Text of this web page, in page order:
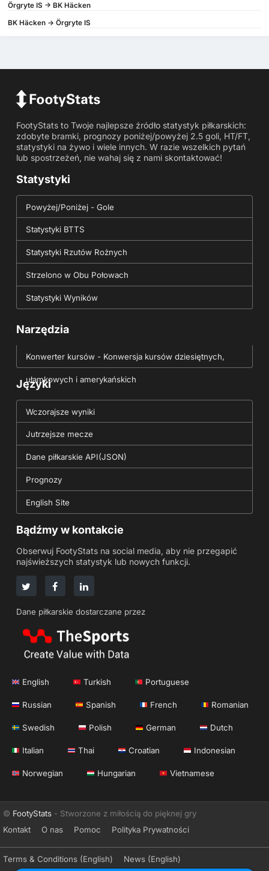
Örgryte IS -> BK Häcken
BK Häcken -> Örgryte IS
FootyStats to Twoje najlepsze źródło statystyk piłkarskich:
zdobyte bramki, prognozy poniżej/powyżej 2.5 goli, HT/FT,
statystyki na żywo i wiele innych. W razie wszelkich pytań
lub spostrzeżeń, nie wahaj się z nami skontaktować!
Statystyki
Powyżej/Poniżej - Gole
Statystyki BTTS
Statystyki Rzutów Rożnych
Strzelono w Obu Połowach
Statystyki Wyników
Narzędzia
Konwerter kursów - Konwersja kursów dziesiętnych,
ułamkowych i amerykańskich
Języki
Wczorajsze wyniki
Jutrzejsze mecze
Dane piłkarskie API(JSON)
Prognozy
English Site
Bądźmy w kontakcie
Obserwuj FootyStats na social media, aby nie przegapić
najświeższych statystyk lub nowych funkcji.
Dane piłkarskie dostarczane przez
English Turkish Portuguese
Russian Spanish French Romanian
Swedish Polish German Dutch
Italian Thai Croatian Indonesian
Norwegian Hungarian Vietnamese
© FootyStats - Stworzone z miłością do pięknej gry
Kontakt
O nas Pomoc Polityka Prywatności
Terms & Conditions (English) News (English)